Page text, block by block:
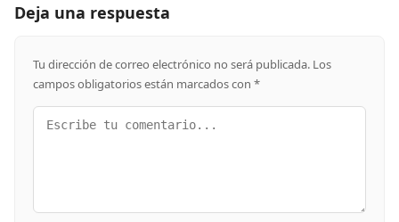
Deja una respuesta
Tu dirección de correo electrónico no será publicada. Los
campos obligatorios están marcados con *